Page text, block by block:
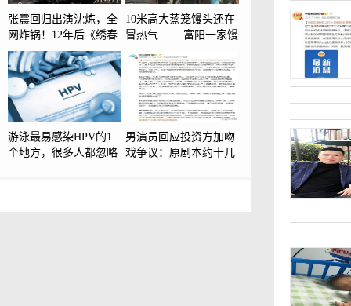
张震回归出演沈炼，全
网炸锅！12年后《绣春
刀3》跳到南明，中年
沈炼命运何去何从
10米高大蒸笼馒头还在
冒热气…… 富阳一家馒
板亲自创意设计
游泳最易感染HPV的1
个地方，很多人都忽略
男演员回应投资方加吻
戏争议：原剧本约十几